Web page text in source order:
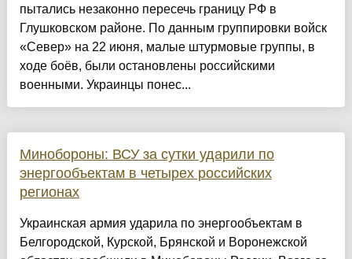
пытались незаконно пересечь границу РФ в
Глушковском районе. По данным группировки войск
«Север» на 22 июня, малые штурмовые группы, в
ходе боёв, были остановлены российскими
военными. Украинцы понес...
Минобороны: ВСУ за сутки ударили по
энергообъектам в четырех российских
регионах
Украинская армия ударила по энергообъектам в
Белгородской, Курской, Брянской и Воронежской